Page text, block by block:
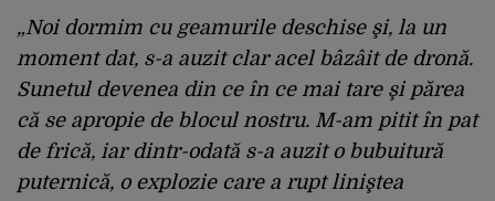
„Noi dormim cu geamurile deschise şi, la un
moment dat, s-a auzit clar acel bâzâit de dronă.
Sunetul devenea din ce în ce mai tare şi părea
că se apropie de blocul nostru. M-am pitit în pat
de frică, iar dintr-odată s-a auzit o bubuitură
puternică, o explozie care a rupt liniştea